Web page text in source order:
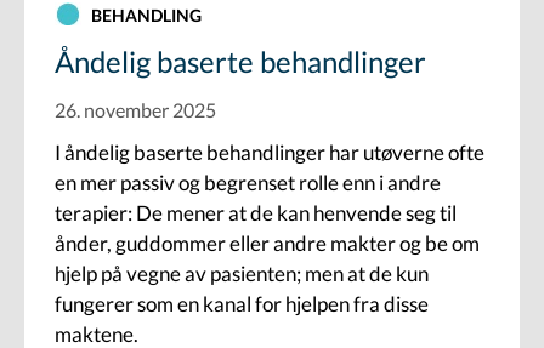
BEHANDLING
Åndelig baserte behandlinger
26. november 2025
I åndelig baserte behandlinger har utøverne ofte
en mer passiv og begrenset rolle enn i andre
terapier: De mener at de kan henvende seg til
ånder, guddommer eller andre makter og be om
hjelp på vegne av pasienten; men at de kun
fungerer som en kanal for hjelpen fra disse
maktene.